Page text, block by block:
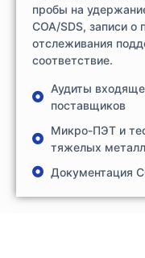
пробы на
COA/SDS, записи
отслеживания
соответствие.
Аудиты
поставщиков
Микро-ПЭТ и
тяжелых
Документация